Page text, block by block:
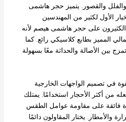
والقصور. يتميز حجر هاشمى
الأول لكثير من المهندسين
على حجر هاشمى هيصم لأنه
المميز بطابع كلاسيكي رائع. كما
بين الأصالة والحداثة معًا بسهولة
في تصميم الواجهات الخارجية
من أكثر الأحجار استخدامًا. يمتلك
فائقة على مقاومة عوامل الطقس
والأمطار. يختار المقاولون دائمًا